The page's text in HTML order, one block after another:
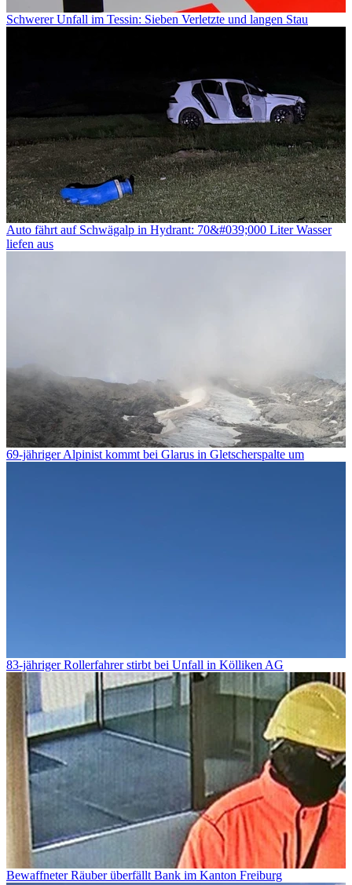
Schwerer Unfall im Tessin: Sieben Verletzte und langen Stau
Auto fährt auf Schwägalp in Hydrant: 70&#039;000 Liter Wasser
liefen aus
69-jähriger Alpinist kommt bei Glarus in Gletscherspalte um
83-jähriger Rollerfahrer stirbt bei Unfall in Kölliken AG
Bewaffneter Räuber überfällt Bank im Kanton Freiburg